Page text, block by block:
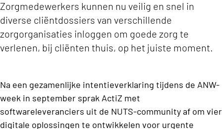
Zorgmedewerkers kunnen nu veilig en snel in
diverse cliëntdossiers van verschillende
zorgorganisaties inloggen om goede zorg te
verlenen, bij cliënten thuis, op het juiste moment.
Na een gezamenlijke intentieverklaring tijdens de ANW-
week in september sprak ActiZ met
softwareleveranciers uit de NUTS-community af om vier
digitale oplossingen te ontwikkelen voor urgente